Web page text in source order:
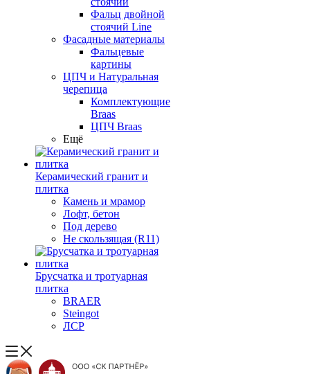
Фальц двойной
стоячий Line
Фасадные материалы
Фальцевые
картины
ЦПЧ и Натуральная
черепица
Комплектующие
Braas
ЦПЧ Braas
Ещё
Керамический гранит и
плитка
Камень и мрамор
Лофт, бетон
Под дерево
Не скользящая (R11)
Брусчатка и тротуарная
плитка
BRAER
Steingot
ЛСР